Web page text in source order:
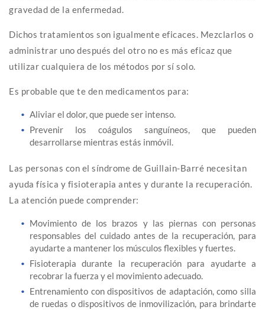
gravedad de la enfermedad.
Dichos tratamientos son igualmente eficaces. Mezclarlos o
administrar uno después del otro no es más eficaz que
utilizar cualquiera de los métodos por sí solo.
Es probable que te den medicamentos para:
Aliviar el dolor, que puede ser intenso.
Prevenir los coágulos sanguíneos, que pueden
desarrollarse mientras estás inmóvil.
Las personas con el síndrome de Guillain-Barré necesitan
ayuda física y fisioterapia antes y durante la recuperación.
La atención puede comprender:
Movimiento de los brazos y las piernas con personas
responsables del cuidado antes de la recuperación, para
ayudarte a mantener los músculos flexibles y fuertes.
Fisioterapia durante la recuperación para ayudarte a
recobrar la fuerza y el movimiento adecuado.
Entrenamiento con dispositivos de adaptación, como silla
de ruedas o dispositivos de inmovilización, para brindarte